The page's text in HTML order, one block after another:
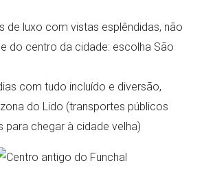
de luxo com vistas esplêndidas, não
do centro da cidade: escolha São
com tudo incluído e diversão,
do Lido (transportes públicos
para chegar à cidade velha)